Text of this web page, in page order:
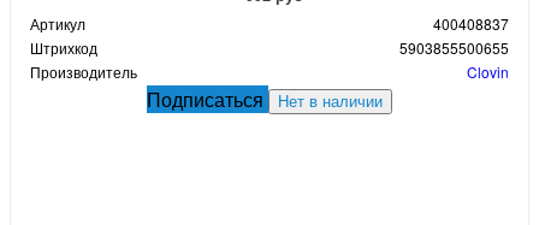
Артикул
400408837
Штрихкод
5903855500655
Производитель
Clovin
Подписаться Нет в наличии